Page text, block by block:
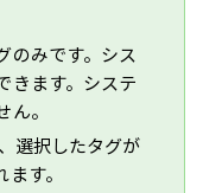
のみです。シス
きます。システ
。
選択したタグが
す。